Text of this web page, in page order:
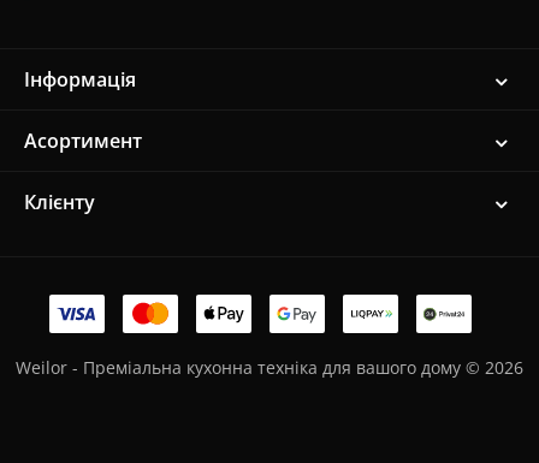
Інформація
Асортимент
Клієнту
Weilor - Преміальна кухонна техніка для вашого дому © 2026